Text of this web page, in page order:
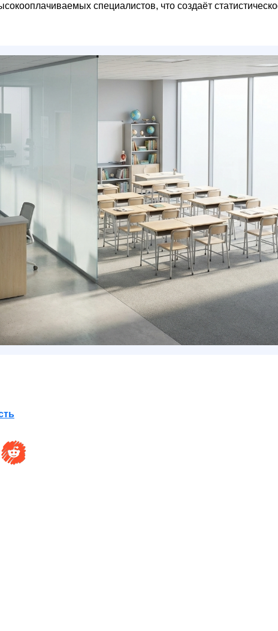
специалистов, что создаёт